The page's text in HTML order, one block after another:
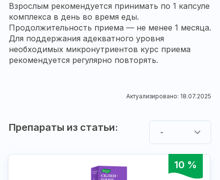
Взрослым рекомендуется принимать по 1 капсуле
комплекса в день во время еды.
Продолжительность приема — не менее 1 месяца.
Для поддержания адекватного уровня
необходимых микронутриентов курс приема
рекомендуется регулярно повторять.
Актуализировано: 18.07.2025
Препараты из статьи: -
10 %